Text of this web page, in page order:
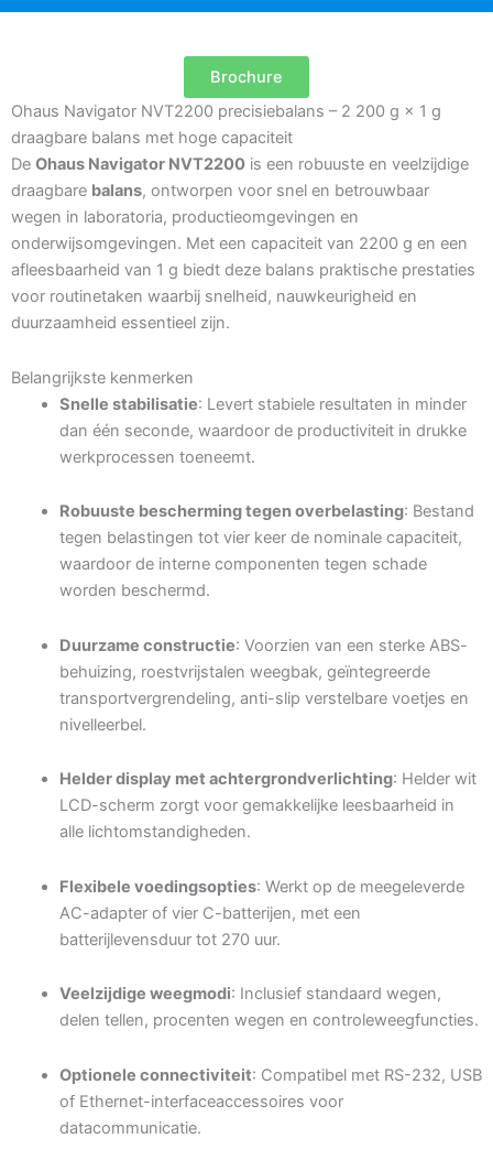
Brochure
Ohaus Navigator NVT2200 precisiebalans – 2 200 g × 1 g
draagbare balans met hoge capaciteit
De Ohaus Navigator NVT2200 is een robuuste en veelzijdige
draagbare balans, ontworpen voor snel en betrouwbaar
wegen in laboratoria, productieomgevingen en
onderwijsomgevingen. Met een capaciteit van 2200 g en een
afleesbaarheid van 1 g biedt deze balans praktische prestaties
voor routinetaken waarbij snelheid, nauwkeurigheid en
duurzaamheid essentieel zijn.
Belangrijkste kenmerken
Snelle stabilisatie: Levert stabiele resultaten in minder
dan één seconde, waardoor de productiviteit in drukke
werkprocessen toeneemt.
Robuuste bescherming tegen overbelasting: Bestand
tegen belastingen tot vier keer de nominale capaciteit,
waardoor de interne componenten tegen schade
worden beschermd.
Duurzame constructie: Voorzien van een sterke ABS-
behuizing, roestvrijstalen weegbak, geïntegreerde
transportvergrendeling, anti-slip verstelbare voetjes en
nivelleerbel.
Helder display met achtergrondverlichting: Helder wit
LCD-scherm zorgt voor gemakkelijke leesbaarheid in
alle lichtomstandigheden.
Flexibele voedingsopties: Werkt op de meegeleverde
AC-adapter of vier C-batterijen, met een
batterijlevensduur tot 270 uur.
Veelzijdige weegmodi: Inclusief standaard wegen,
delen tellen, procenten wegen en controleweegfuncties.
Optionele connectiviteit: Compatibel met RS-232, USB
of Ethernet-interfaceaccessoires voor
datacommunicatie.